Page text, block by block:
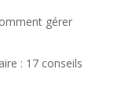
gérer
: 17 conseils